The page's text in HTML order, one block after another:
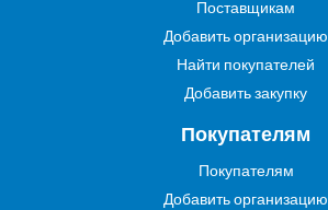
Поставщикам
Добавить организацию
Найти покупателей
Добавить закупку
Покупателям
Покупателям
Добавить организацию